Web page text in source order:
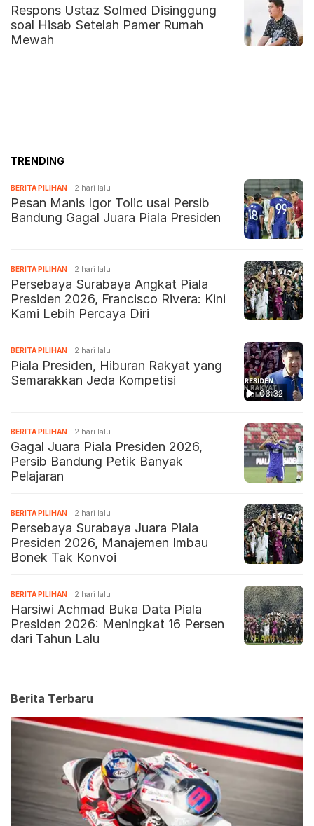
Respons Ustaz Solmed Disinggung
soal Hisab Setelah Pamer Rumah
Mewah
TRENDING
BERITA PILIHAN 2 hari lalu
Pesan Manis Igor Tolic usai Persib
Bandung Gagal Juara Piala Presiden
BERITA PILIHAN 2 hari lalu
Persebaya Surabaya Angkat Piala
Presiden 2026, Francisco Rivera: Kini
Kami Lebih Percaya Diri
03:32
BERITA PILIHAN 2 hari lalu
Piala Presiden, Hiburan Rakyat yang
Semarakkan Jeda Kompetisi
BERITA PILIHAN 2 hari lalu
Gagal Juara Piala Presiden 2026,
Persib Bandung Petik Banyak
Pelajaran
BERITA PILIHAN 2 hari lalu
Persebaya Surabaya Juara Piala
Presiden 2026, Manajemen Imbau
Bonek Tak Konvoi
BERITA PILIHAN 2 hari lalu
Harsiwi Achmad Buka Data Piala
Presiden 2026: Meningkat 16 Persen
dari Tahun Lalu
Berita Terbaru